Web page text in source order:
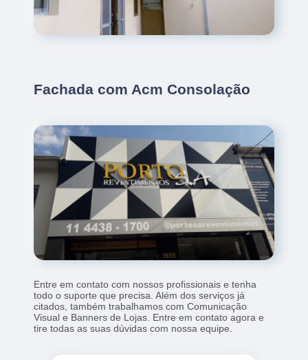
Fachada com Acm Consolação
Entre em contato com nossos profissionais e tenha
todo o suporte que precisa. Além dos serviços já
citados, também trabalhamos com Comunicação
Visual e Banners de Lojas. Entre em contato agora e
tire todas as suas dúvidas com nossa equipe.